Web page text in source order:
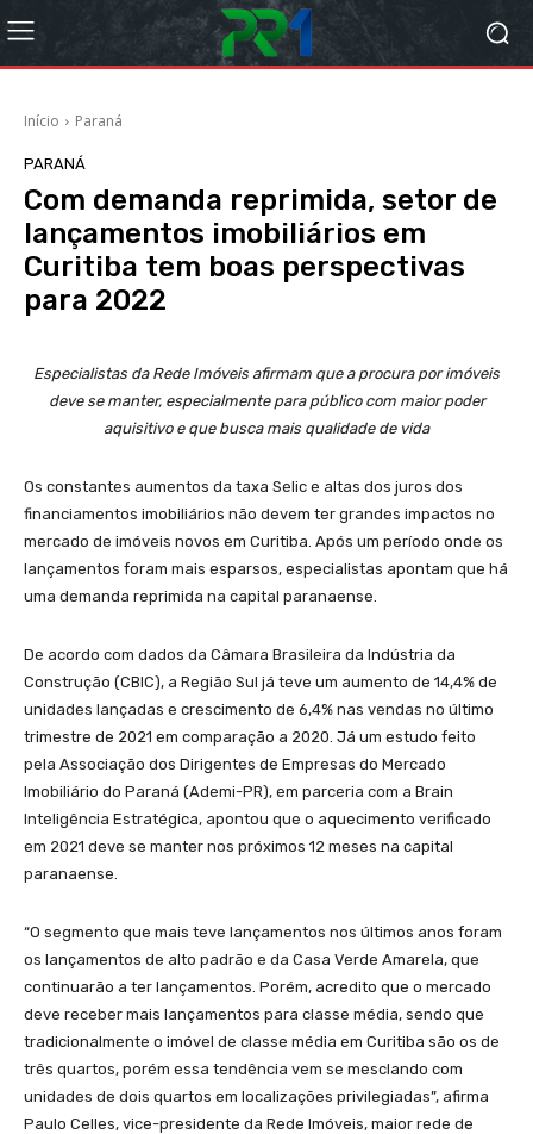
Início Paraná
PARANÁ
Com demanda reprimida, setor de
lançamentos imobiliários em
Curitiba tem boas perspectivas
para 2022
Especialistas da Rede Imóveis afirmam que a procura por imóveis
deve se manter, especialmente para público com maior poder
aquisitivo e que busca mais qualidade de vida
Os constantes aumentos da taxa Selic e altas dos juros dos
financiamentos imobiliários não devem ter grandes impactos no
mercado de imóveis novos em Curitiba. Após um período onde os
lançamentos foram mais esparsos, especialistas apontam que há
uma demanda reprimida na capital paranaense.
De acordo com dados da Câmara Brasileira da Indústria da
Construção (CBIC), a Região Sul já teve um aumento de 14,4% de
unidades lançadas e crescimento de 6,4% nas vendas no último
trimestre de 2021 em comparação a 2020. Já um estudo feito
pela Associação dos Dirigentes de Empresas do Mercado
Imobiliário do Paraná (Ademi-PR), em parceria com a Brain
Inteligência Estratégica, apontou que o aquecimento verificado
em 2021 deve se manter nos próximos 12 meses na capital
paranaense.
“O segmento que mais teve lançamentos nos últimos anos foram
os lançamentos de alto padrão e da Casa Verde Amarela, que
continuarão a ter lançamentos. Porém, acredito que o mercado
deve receber mais lançamentos para classe média, sendo que
tradicionalmente o imóvel de classe média em Curitiba são os de
três quartos, porém essa tendência vem se mesclando com
unidades de dois quartos em localizações privilegiadas”, afirma
Paulo Celles, vice-presidente da Rede Imóveis, maior rede de